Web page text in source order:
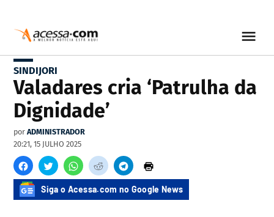
SINDIJORI
Valadares cria ‘Patrulha da
Dignidade’
por ADMINISTRADOR
20:21, 15 JULHO 2025
Siga o Acessa.com no Google News